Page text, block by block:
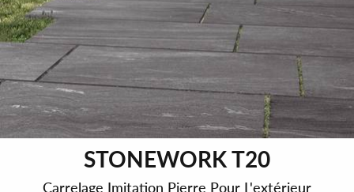
STONEWORK T20
Carrelage Imitation Pierre Pour L'extérieur